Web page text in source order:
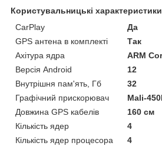
Користувальницькі характеристики
CarPlay
Да
GPS антена в комплекті
Так
Ахітура ядра
ARM
Версія Android
12
Внутрішня пам'ять, Гб
32
Графічний прискорювач
Mali-
Довжина GPS кабелів
160 см
Кількість ядер
4
Кількість ядер процесора
4